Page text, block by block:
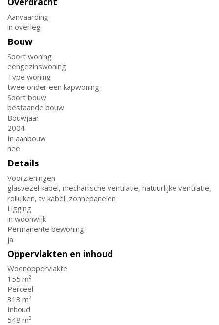
Aanvaarding
in overleg
Bouw
Soort woning
eengezinswoning
Type woning
twee onder een kapwoning
Soort bouw
bestaande bouw
Bouwjaar
2004
In aanbouw
nee
Details
Voorzieningen
glasvezel kabel, mechanische ventilatie, natuurlijke ventilatie,
rolluiken, tv kabel, zonnepanelen
Ligging
in woonwijk
Permanente bewoning
ja
Oppervlakten en inhoud
Woonoppervlakte
155 m²
Perceel
313 m²
Inhoud
548 m³